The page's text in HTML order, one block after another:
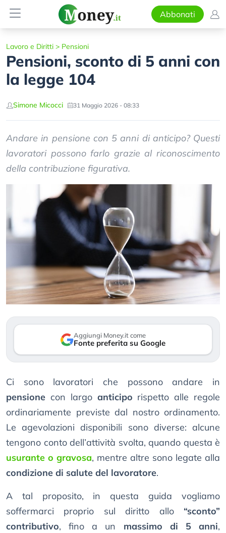
Abbonati
Lavoro e Diritti > Pensioni
Pensioni, sconto di 5 anni con
la legge 104
Simone Micocci 31 Maggio 2026 - 08:33
Andare in pensione con 5 anni di anticipo? Questi
lavoratori possono farlo grazie al riconoscimento
della contribuzione figurativa.
Aggiungi Money.it come
Fonte preferita su Google
Ci sono lavoratori che possono andare in
pensione con largo anticipo rispetto alle regole
ordinariamente previste dal nostro ordinamento.
Le agevolazioni disponibili sono diverse: alcune
tengono conto dell’attività svolta, quando questa è
usurante o gravosa, mentre altre sono legate alla
condizione di salute del lavoratore.
A tal proposito, in questa guida vogliamo
soffermarci proprio sul diritto allo “sconto”
contributivo, fino a un massimo di 5 anni,